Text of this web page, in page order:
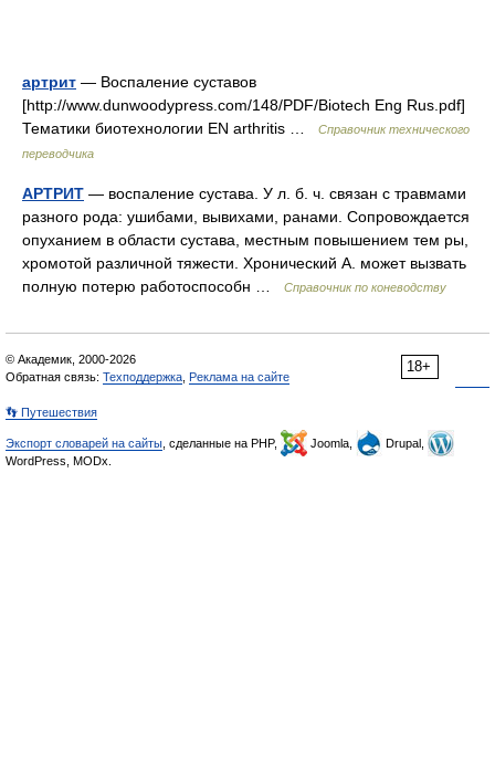
артрит — Воспаление суставов
[http://www.dunwoodypress.com/148/PDF/Biotech Eng Rus.pdf]
Тематики биотехнологии EN arthritis …
Справочник технического
переводчика
АРТРИТ — воспаление сустава. У л. б. ч. связан с травмами
разного рода: ушибами, вывихами, ранами. Сопровождается
опуханием в области сустава, местным повышением тем ры,
хромотой различной тяжести. Хронический А. может вызвать
полную потерю работоспособн …
Справочник по коневодству
18+
© Академик, 2000-2026
Обратная связь: Техподдержка Реклама на сайте
👣 Путешествия
Экспорт словарей на сайты , сделанные на PHP, Joomla,
Drupal,
WordPress, MODx.